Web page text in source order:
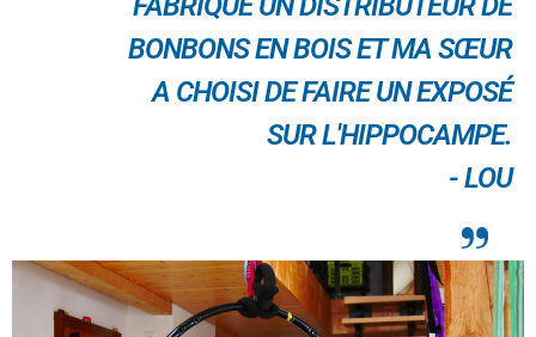
BONBONS EN BOIS ET MA SŒUR
A CHOISI DE FAIRE UN EXPOSÉ
SUR L'HIPPOCAMPE.
- LOU